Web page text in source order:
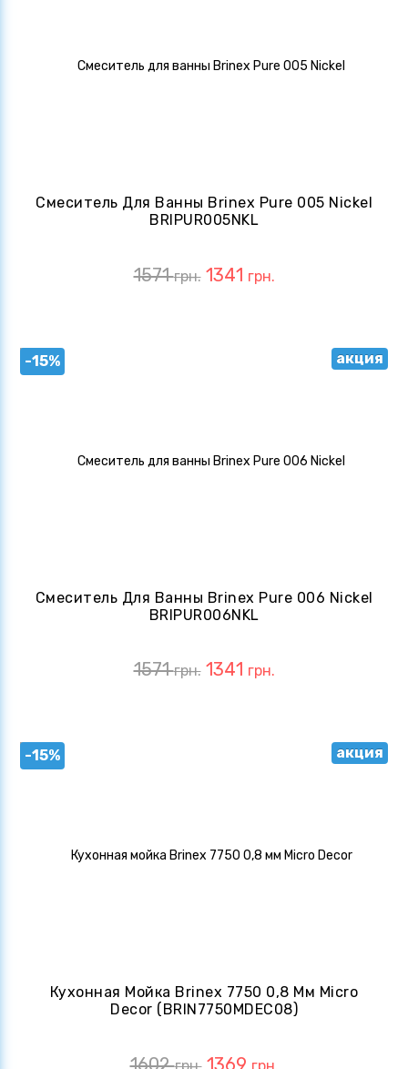
Смеситель Для Ванны Brinex Pure 005 Nickel
BRIPUR005NKL
1571грн. 1341 грн.
-15% акция
Смеситель Для Ванны Brinex Pure 006 Nickel
BRIPUR006NKL
1571грн. 1341 грн.
-15% акция
Кухонная Мойка Brinex 7750 0,8 Мм Micro
Decor (BRIN7750MDEC08)
1602 1369